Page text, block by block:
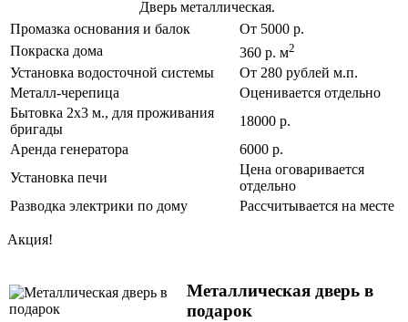
Дверь металлическая.
Промазка основания и балок
От 5000 р.
Покраска дома
360 р. м2
Установка водосточной системы
От 280 рублей м.п.
Металл-черепица
Оценивается отдельно
Бытовка 2х3 м., для проживания
бригады
18000 р.
Аренда генератора
6000 р.
Установка печи
Цена оговаривается
отдельно
Разводка электрики по дому
Рассчитывается на месте
Акция!
Металлическая дверь в
подарок